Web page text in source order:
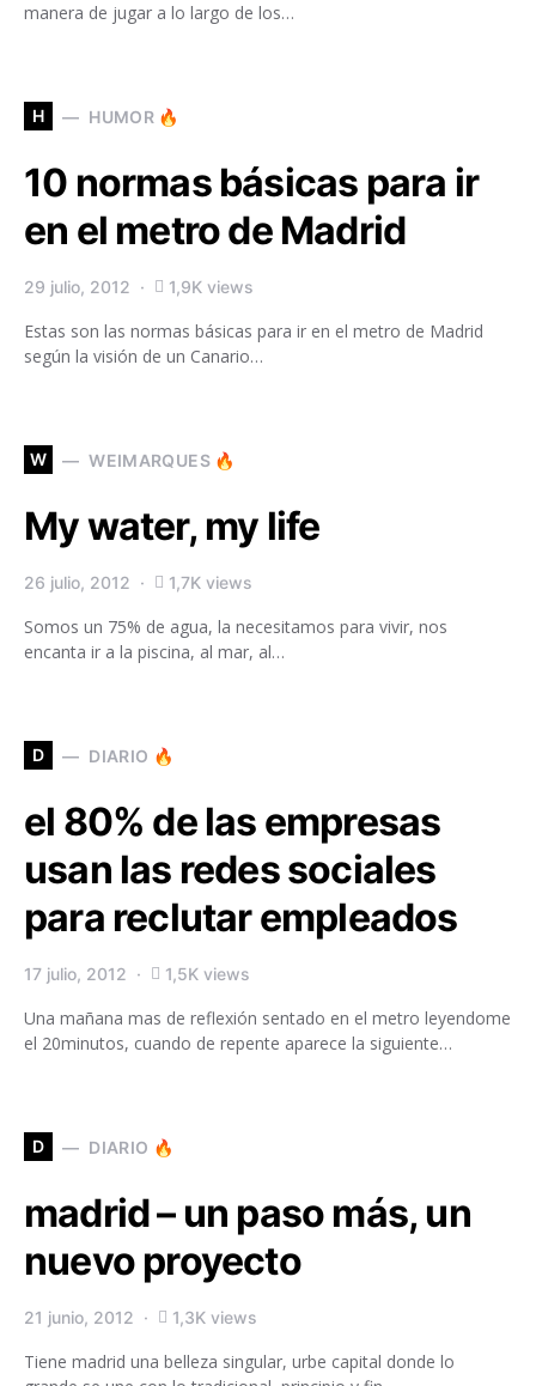
manera de jugar a lo largo de los…
H HUMOR 🔥
10 normas básicas para ir
en el metro de Madrid
29 julio, 2012 1,9K views
Estas son las normas básicas para ir en el metro de Madrid
según la visión de un Canario…
W WEIMARQUES 🔥
My water, my life
26 julio, 2012 1,7K views
Somos un 75% de agua, la necesitamos para vivir, nos
encanta ir a la piscina, al mar, al…
D DIARIO 🔥
el 80% de las empresas
usan las redes sociales
para reclutar empleados
17 julio, 2012 1,5K views
Una mañana mas de reflexión sentado en el metro leyendome
el 20minutos, cuando de repente aparece la siguiente…
D DIARIO 🔥
madrid – un paso más, un
nuevo proyecto
21 junio, 2012 1,3K views
Tiene madrid una belleza singular, urbe capital donde lo